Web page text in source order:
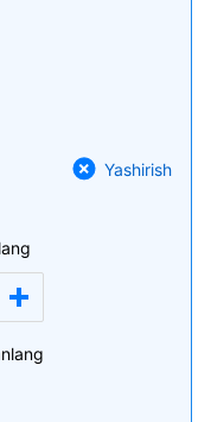
Yashirish